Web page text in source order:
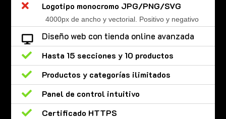
 Logotipo monocromo JPG/PNG/SVG
4000px de ancho y vectorial. Positivo y negativo
 Diseño web con tienda online avanzada

Hasta 15 secciones y 10 productos

Productos y categorías ilimitados

Panel de control intuitivo

Certificado HTTPS